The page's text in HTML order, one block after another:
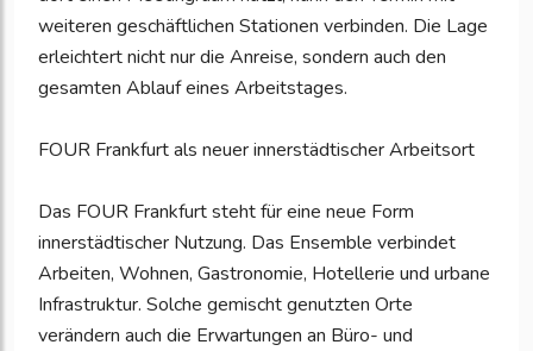
weiteren geschäftlichen Stationen verbinden. Die Lage
erleichtert nicht nur die Anreise, sondern auch den
gesamten Ablauf eines Arbeitstages.
FOUR Frankfurt als neuer innerstädtischer Arbeitsort
Das FOUR Frankfurt steht für eine neue Form
innerstädtischer Nutzung. Das Ensemble verbindet
Arbeiten, Wohnen, Gastronomie, Hotellerie und urbane
Infrastruktur. Solche gemischt genutzten Orte
verändern auch die Erwartungen an Büro- und